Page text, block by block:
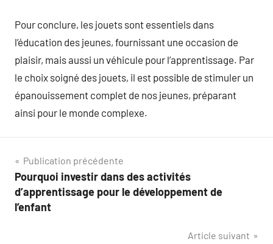
Pour conclure, les jouets sont essentiels dans
l’éducation des jeunes, fournissant une occasion de
plaisir, mais aussi un véhicule pour l’apprentissage. Par
le choix soigné des jouets, il est possible de stimuler un
épanouissement complet de nos jeunes, préparant
ainsi pour le monde complexe.
Navigation
de
l’article
Publication précédente
Pourquoi investir dans des activités
d’apprentissage pour le développement de
l’enfant
Article suivant